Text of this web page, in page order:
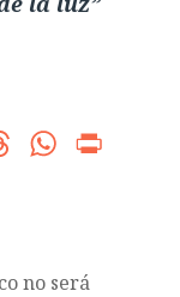
ThreadsWhatsApp
no será